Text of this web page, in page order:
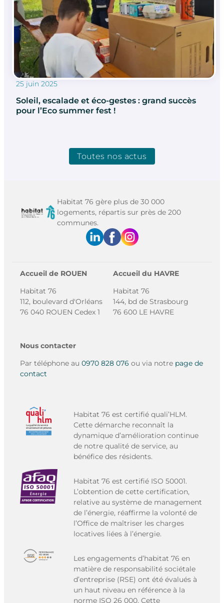
25 juin 2025
Soleil, escalade et éco-gestes : grand succès
pour l’Eco summer fest !
Toutes nos actus
Habitat 76 gère plus de 30 000
logements, répartis sur près de 200
communes.
Accueil de ROUEN
Habitat 76
112, boulevard d'Orléans
76 040 ROUEN Cedex 1
Accueil du HAVRE
Habitat 76
144, bd de Strasbourg
76 600 LE HAVRE
Nous contacter
Par téléphone au 0970 828 076 ou via notre page de
contact
Habitat 76 est certifié quali’HLM.
Cette démarche reconnaît la
dynamique d’amélioration continue
de notre qualité de service, au
bénéfice des résidents.
Habitat 76 est certifié ISO 50001.
L’obtention de cette certification,
relative au système de management
de l’énergie, réaffirme la volonté de
l’Office de maîtriser les charges
locatives liées à l’énergie.
Les engagements d’habitat 76 en
matière de responsabilité sociétale
d’entreprise (RSE) ont été évalués à
un haut niveau en référence à la
norme ISO 26 000. Cette